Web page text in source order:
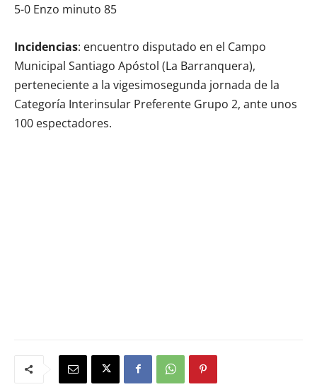
5-0 Enzo minuto 85
Incidencias: encuentro disputado en el Campo
Municipal Santiago Apóstol (La Barranquera),
perteneciente a la vigesimosegunda jornada de la
Categoría Interinsular Preferente Grupo 2, ante unos
100 espectadores.